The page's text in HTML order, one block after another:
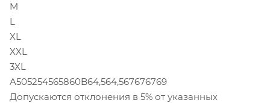
M
L
XL
XXL
3XL
A505254565860B64,564,567676769
Допускаются отклонения в 5% от указанных